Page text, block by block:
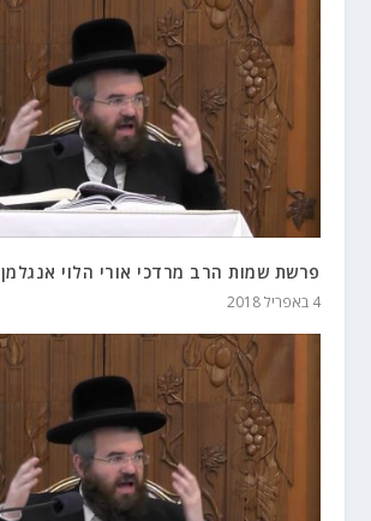
פרשת שמות הרב מרדכי אורי הלוי אנגלמן
4 באפריל 2018